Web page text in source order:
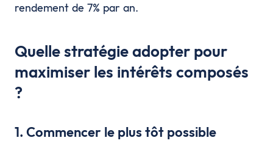
rendement de 7% par an.
Quelle stratégie adopter pour
maximiser les intérêts composés
?
1. Commencer le plus tôt possible